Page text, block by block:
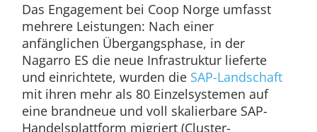
Das Engagement bei Coop Norge umfasst
mehrere Leistungen: Nach einer
anfänglichen Übergangsphase, in der
Nagarro ES die neue Infrastruktur lieferte
und einrichtete, wurden die SAP-Landschaft
mit ihren mehr als 80 Einzelsystemen auf
eine brandneue und voll skalierbare SAP-
Handelsplattform migriert (Cluster-